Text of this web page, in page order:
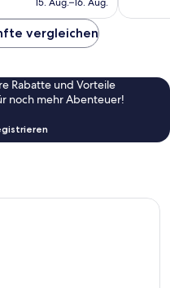
vergleichen
Rabatte und Vorteile
noch mehr Abenteuer!